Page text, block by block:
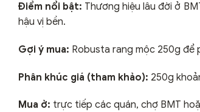
Điểm nổi bật: Thương hiệu lâu đời ở
hậu vị bền.
Gợi ý mua: Robusta rang mộc 250g để
Phân khúc giá (tham khảo): 250g
Mua ở: trực tiếp các quán, chợ BMT